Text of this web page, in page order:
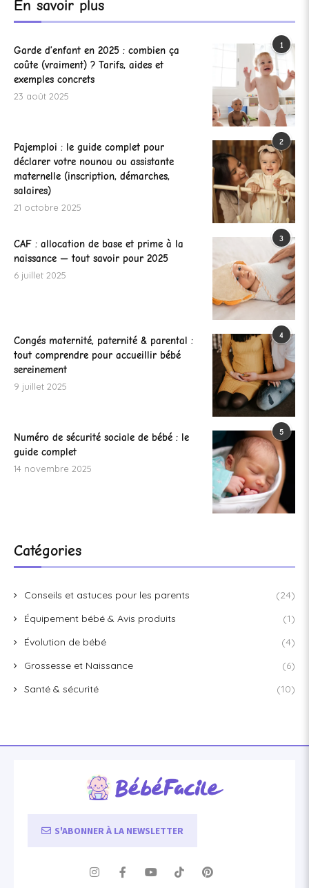
En savoir plus
1
Garde d’enfant en 2025 : combien ça
coûte (vraiment) ? Tarifs, aides et
exemples concrets
23 août 2025
2
Pajemploi : le guide complet pour
déclarer votre nounou ou assistante
maternelle (inscription, démarches,
salaires)
21 octobre 2025
3
CAF : allocation de base et prime à la
naissance — tout savoir pour 2025
6 juillet 2025
4
Congés maternité, paternité & parental :
tout comprendre pour accueillir bébé
sereinement
9 juillet 2025
5
Numéro de sécurité sociale de bébé : le
guide complet
14 novembre 2025
Catégories
Conseils et astuces pour les parents
(24)
Équipement bébé & Avis produits
(1)
Évolution de bébé
(4)
Grossesse et Naissance
(6)
Santé & sécurité
(10)
S'ABONNER À LA NEWSLETTER